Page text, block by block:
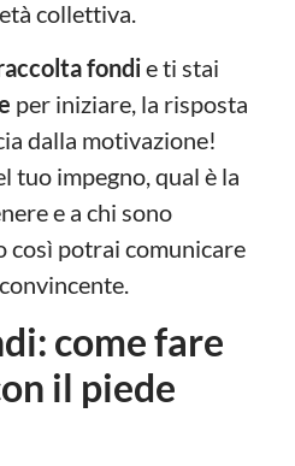
collettiva.
fondie ti stai
per iniziare, la risposta
dalla motivazione!
tuo impegno, qual è la
e a chi sono
così potrai comunicare
come fare
il piede